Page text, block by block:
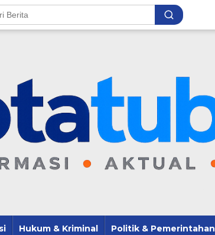
Hukum & Kriminal Politik & Pemerintahan